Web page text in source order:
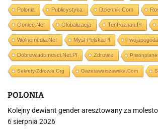
Polonia Publicystyka Dziennik.com
Goniec.net Globalizacja TenPoznan.pl
Wolnemedia.net Mysl-Polska.pl
Dobrewiadomosci.net.pl Zdrowie
Sekrety-Zdrowia.org Gazetawarszawska.com
POLONIA
Kolejny dewiant gender aresztowany za
6 sierpnia 2026